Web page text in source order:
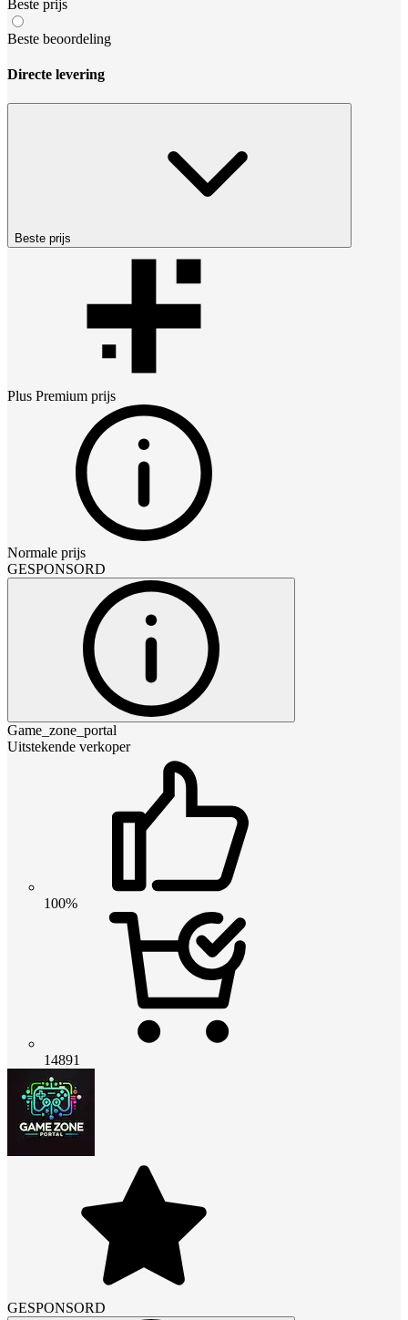
Beste prijs
Beste beoordeling
Directe levering
Beste prijs
Plus Premium prijs
Normale prijs
GESPONSORD
Game_zone_portal
Uitstekende verkoper
100%
14891
GESPONSORD